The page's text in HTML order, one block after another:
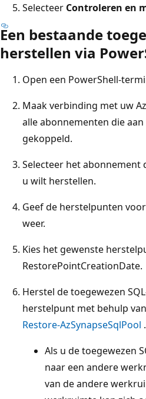
Selecteer Controleren en
Een bestaande
herstellen via
Open een PowerShell-
Maak verbinding met uw
alle abonnementen die
gekoppeld.
Selecteer het abonnement
u wilt herstellen.
Geef de herstelpunten
weer.
Kies het gewenste
RestorePointCreationDate.
Herstel de toegewezen
herstelpunt met behulp van
Restore-AzSynapseSqlPool .
Als u de toegewezen
naar een andere
van de andere